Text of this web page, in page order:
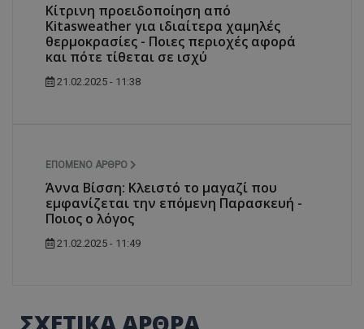
Κίτρινη προειδοποίηση από
Kitasweather για ιδιαίτερα χαμηλές
θερμοκρασίες - Ποιες περιοχές αφορά
και πότε τίθεται σε ισχύ
21.02.2025 - 11:38
ΕΠΌΜΕΝΟ ΆΡΘΡΟ
Άννα Βίσση: Κλειστό το μαγαζί που
εμφανίζεται την επόμενη Παρασκευή -
Ποιος ο λόγος
21.02.2025 - 11:49